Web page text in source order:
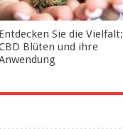
Entdecken Sie die Vielfalt:
Blüten und ihre